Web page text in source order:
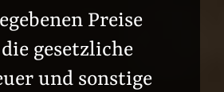
Preise
gesetzliche
und sonstige